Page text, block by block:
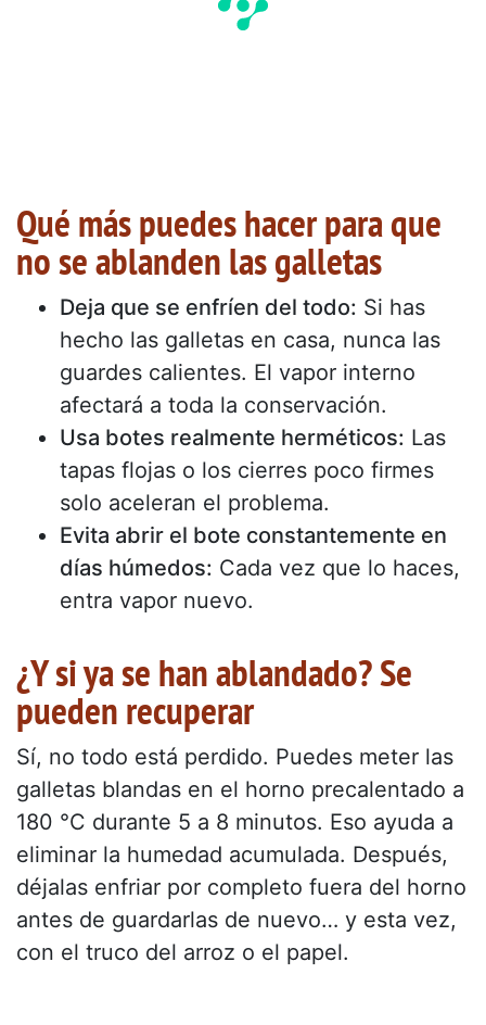
Qué más puedes hacer para que
no se ablanden las galletas
Deja que se enfríen del todo: Si has
hecho las galletas en casa, nunca las
guardes calientes. El vapor interno
afectará a toda la conservación.
Usa botes realmente herméticos: Las
tapas flojas o los cierres poco firmes
solo aceleran el problema.
Evita abrir el bote constantemente en
días húmedos: Cada vez que lo haces,
entra vapor nuevo.
¿Y si ya se han ablandado? Se
pueden recuperar
Sí, no todo está perdido. Puedes meter las
galletas blandas en el horno precalentado a
180 °C durante 5 a 8 minutos. Eso ayuda a
eliminar la humedad acumulada. Después,
déjalas enfriar por completo fuera del horno
antes de guardarlas de nuevo… y esta vez,
con el truco del arroz o el papel.